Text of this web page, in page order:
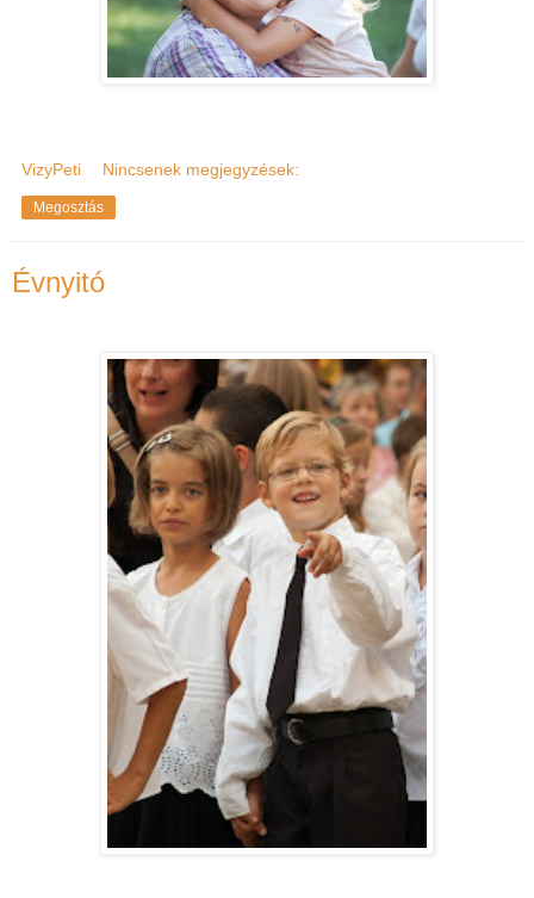
VizyPeti Nincsenek megjegyzések:
Megosztás
Évnyitó